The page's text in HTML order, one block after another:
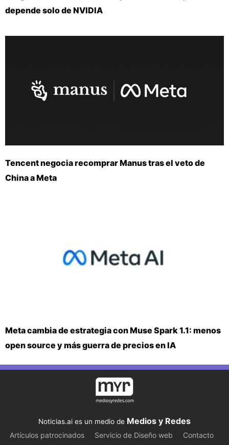
depende solo de NVIDIA
Tencent negocia recomprar Manus tras el veto de
China a Meta
Meta cambia de estrategia con Muse Spark 1.1: menos
open source y más guerra de precios en IA
Noticias.ai es un medio de Medios y Redes
Artículos patrocinados Servicio de Diseño web
Contacto